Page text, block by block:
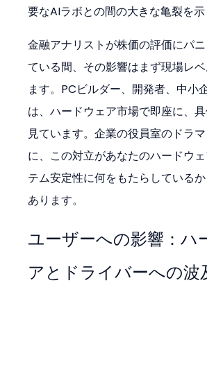
要なAIラボとの間の大きな亀裂を示
金融アナリストが株価の評価にパ
ている間、その影響はまず現場レ
ます。PCビルダー、開発者、中小
は、ハードウェア市場で即座に、
見ています。企業の役員室のドラ
に、この対立があなたのハードウ
テム安定性に何をもたらしている
あります。
ユーザーへの影響：ハ
アとドライバーへの波